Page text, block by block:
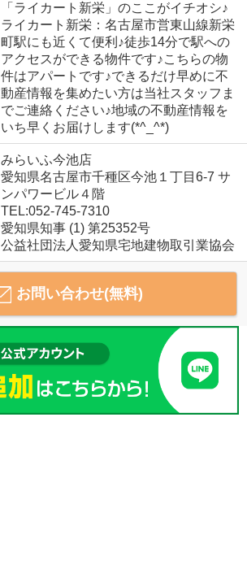
「ライカート新栄」のここがイチオシ♪
ライカート新栄：名古屋市営東山線新栄
町駅にも近くて便利♪徒歩14分で駅への
アクセスができる物件です♪こちらの物
件はアパートです♪できるだけ早めに不
動産情報を集めたい方は当社スタッフま
でご連絡ください♪地域の不動産情報を
いち早くお届けします(*^_^*)
みらいふ今池店
愛知県名古屋市千種区今池１丁目6-7 サ
ンパワービル４階
TEL:052-745-7310
愛知県知事 (1) 第25352号
公益社団法人愛知県宅地建物取引業協会
お問い合わせ(無料)